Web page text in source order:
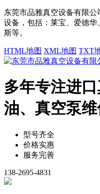
东莞市品雅真空设备有限
设备，包括：莱宝、爱德
斯等。
HTML地图 XML地图 TXT
多年专注进
油、真空泵
型号齐全
价格实惠
服务完善
138-2695-4831